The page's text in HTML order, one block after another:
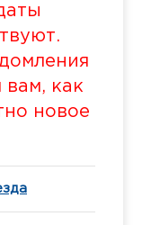
как
новое